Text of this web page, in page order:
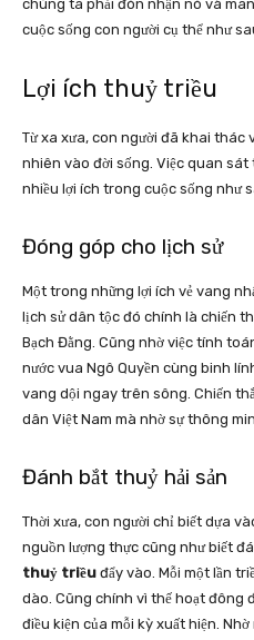
chúng ta phải đón nhận nó và
cuộc sống con người cụ thể như
Lợi ích thuỷ triều
Từ xa xưa, con người đã khai thác
nhiên vào đời sống. Việc quan sát
nhiều lợi ích trong cuộc sống như
Đóng góp cho lịch sử
Một trong những lợi ích vẻ vang
lịch sử dân tộc đó chính là chiến
Bạch Đằng. Cũng nhờ việc tính
nước vua Ngô Quyền cùng binh
vang dội ngay trên sông. Chiến
dân Việt Nam mà nhờ sự thông
Đánh bắt thuỷ hải sản
Thời xưa, con người chỉ biết dựa
nguồn lượng thực cũng như biết
thuỷ triều đẩy vào. Mỗi một lần
dào. Cũng chính vì thế hoạt đông
điều kiện của mỗi kỳ xuất hiện.